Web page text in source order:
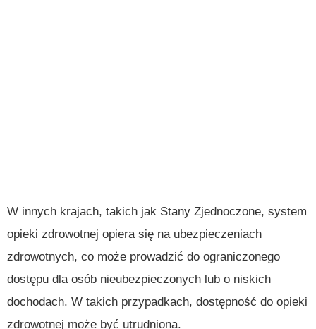
W innych krajach, takich jak Stany Zjednoczone, system
opieki zdrowotnej opiera się na ubezpieczeniach
zdrowotnych, co może prowadzić do ograniczonego
dostępu dla osób nieubezpieczonych lub o niskich
dochodach. W takich przypadkach, dostępność do opieki
zdrowotnej może być utrudniona.